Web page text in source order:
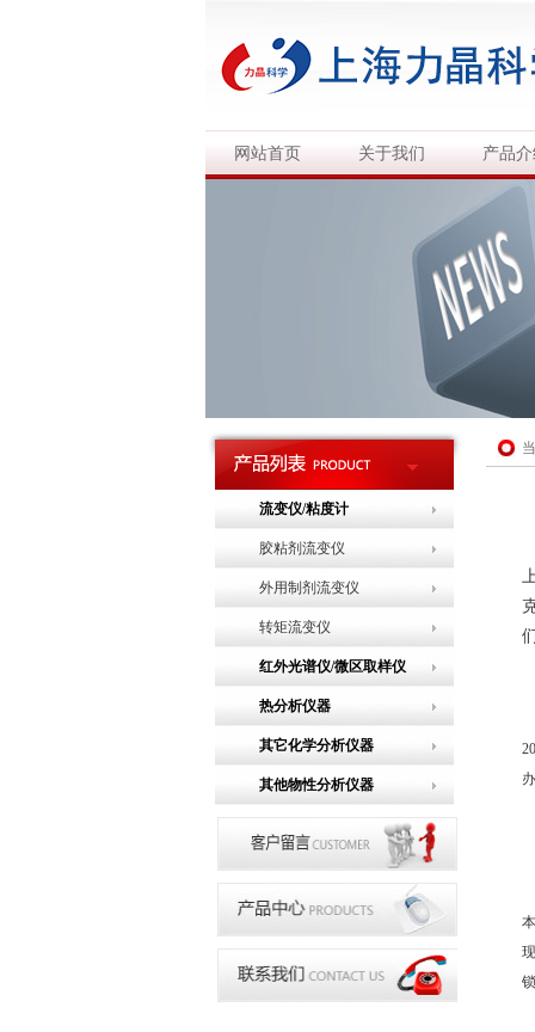
网站首页 关于我们 产品介
流变仪/粘度计
胶粘剂流变仪
外用制剂流变仪
转矩流变仪
红外光谱仪/微区取样仪
热分析仪器
其它化学分析仪器
其他物性分析仪器